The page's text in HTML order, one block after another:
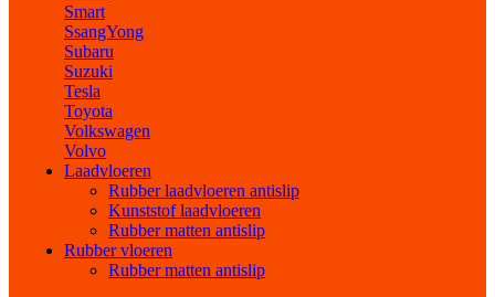
Smart
SsangYong
Subaru
Suzuki
Tesla
Toyota
Volkswagen
Volvo
Laadvloeren
Rubber laadvloeren antislip
Kunststof laadvloeren
Rubber matten antislip
Rubber vloeren
Rubber matten antislip